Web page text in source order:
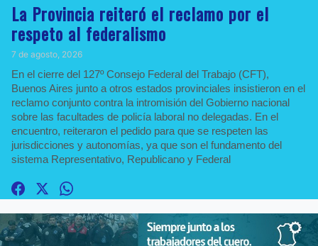
La Provincia reiteró el reclamo por el
respeto al federalismo
7 de agosto, 2026
En el cierre del 127º Consejo Federal del Trabajo (CFT),
Buenos Aires junto a otros estados provinciales insistieron en el
reclamo conjunto contra la intromisión del Gobierno nacional
sobre las facultades de policía laboral no delegadas. En el
encuentro, reiteraron el pedido para que se respeten las
jurisdicciones y autonomías, ya que son el fundamento del
sistema Representativo, Republicano y Federal